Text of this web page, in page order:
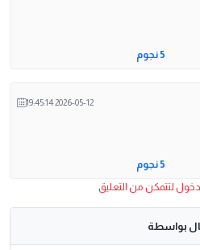
5 نجوم
2026-05-12 19:45:14
5 نجوم
لتتمكن من التعليق
بواسطة